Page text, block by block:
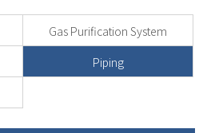
Gas Purification System
Piping